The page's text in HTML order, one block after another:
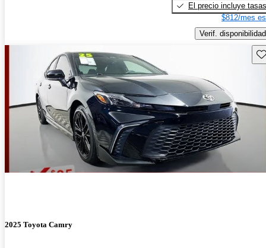
El precio incluye tasas
$812/mes
Verif. disponibilidad
2025 Toyota Camry